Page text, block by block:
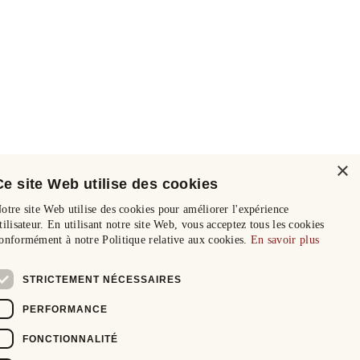
×
site Web utilise des cookies
site Web utilise des cookies pour améliorer l'expérience
En utilisant notre site Web, vous acceptez tous les cookies
à notre Politique relative aux cookies. En savoir plus
STRICTEMENT NÉCESSAIRES
PERFORMANCE
FONCTIONNALITÉ